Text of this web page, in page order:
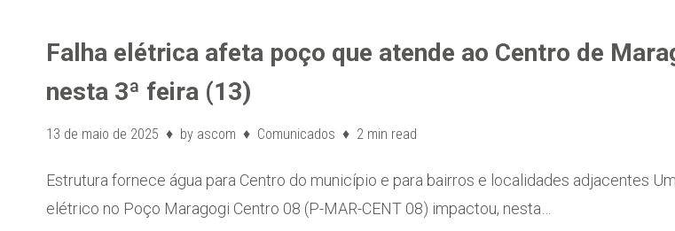
Falha elétrica afeta poço que atende ao Centro de
nesta 3ª feira (13)
13 de maio de 2025 by ascom Comunicados 2 min read
Estrutura fornece água para Centro do município e para bairros e localidades adjacentes
elétrico no Poço Maragogi Centro 08 (P-MAR-CENT 08) impactou, nesta…